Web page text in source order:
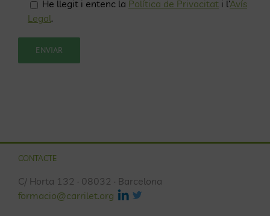
He llegit i entenc la Política de Privacitat i l’Avís
Legal.
CONTACTE
C/ Horta 132 · 08032 · Barcelona
formacio@carrilet.org